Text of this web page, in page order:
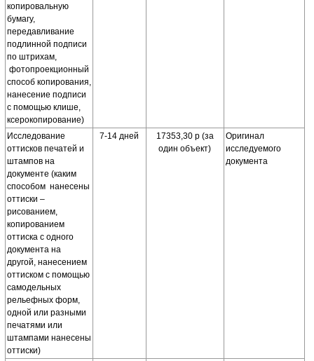
копировальную
бумагу,
передавливание
подлинной подписи
по штрихам,
фотопроекционный
способ копирования,
нанесение подписи
с помощью клише,
ксерокопирование)
Исследование
оттисков печатей и
штампов на
документе (каким
способом нанесены
оттиски –
рисованием,
копированием
оттиска с одного
документа на
другой, нанесением
оттиском с помощью
самодельных
рельефных форм,
одной или разными
печатями или
штампами нанесены
оттиски)
7-14 дней
17353,30 р (за
один объект)
Оригинал
исследуемого
документа